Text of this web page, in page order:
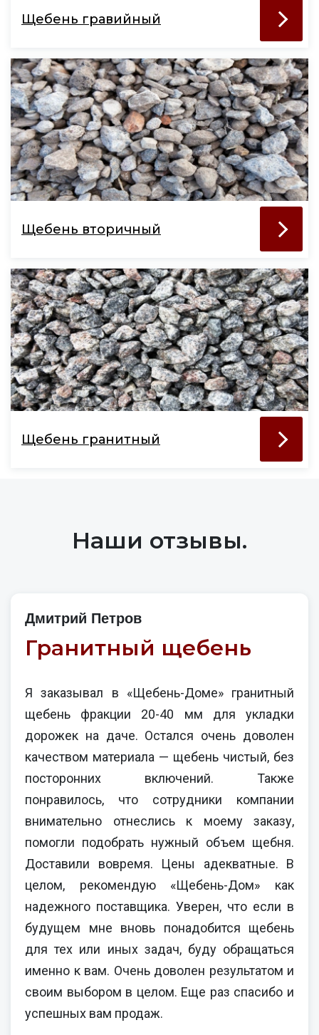
Щебень гравийный
Щебень вторичный
Щебень гранитный
Наши отзывы.
Дмитрий Петров
Гранитный щебень
Я заказывал в «Щебень-Доме» гранитный
щебень фракции 20-40 мм для укладки
дорожек на даче. Остался очень доволен
качеством материала — щебень чистый, без
посторонних включений. Также
понравилось, что сотрудники компании
внимательно отнеслись к моему заказу,
помогли подобрать нужный объем щебня.
Доставили вовремя. Цены адекватные. В
целом, рекомендую «Щебень-Дом» как
надежного поставщика. Уверен, что если в
будущем мне вновь понадобится щебень
для тех или иных задач, буду обращаться
именно к вам. Очень доволен результатом и
своим выбором в целом. Еще раз спасибо и
успешных вам продаж.